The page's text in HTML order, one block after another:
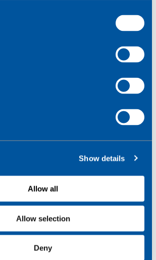
Show details
Allow all
Allow selection
Deny
celular
clave en el
de los
momento del proyecto, en Smart
que la conectividad era una
por dos motivos principales:
y recogidos únicamente por
Es esta conectividad la que permite
sea 100% garantizada.
práctico depender de conexiones
el WiFi de establecimientos